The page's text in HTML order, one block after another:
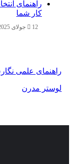
راهنمای انتخاب
کار شما
علمی نگارش
مدرن